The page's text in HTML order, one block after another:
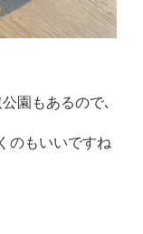
園もあるので､
のもいいですね